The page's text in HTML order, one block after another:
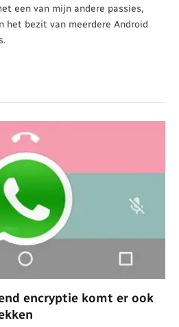
een van mijn andere passies,
het bezit van meerdere Android
encryptie komt er ook